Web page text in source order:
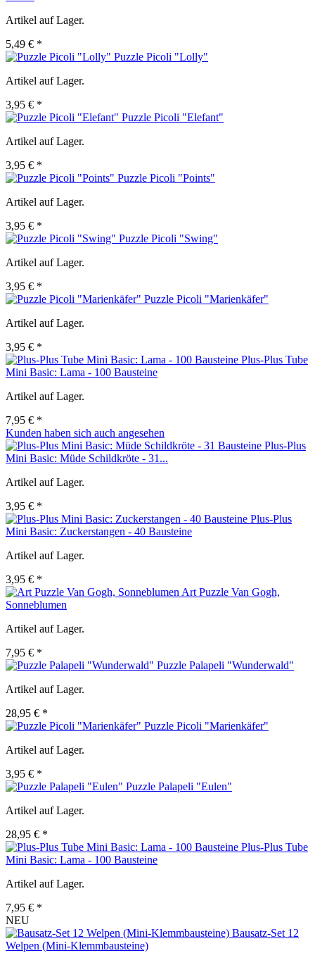
Artikel auf Lager.
5,49 € *
Puzzle Picoli "Lolly"
Artikel auf Lager.
3,95 € *
Puzzle Picoli "Elefant"
Artikel auf Lager.
3,95 € *
Puzzle Picoli "Points"
Artikel auf Lager.
3,95 € *
Puzzle Picoli "Swing"
Artikel auf Lager.
3,95 € *
Puzzle Picoli "Marienkäfer"
Artikel auf Lager.
3,95 € *
Plus-Plus Tube
Mini Basic: Lama - 100 Bausteine
Artikel auf Lager.
7,95 € *
Kunden haben sich auch angesehen
Plus-Plus
Mini Basic: Müde Schildkröte - 31...
Artikel auf Lager.
3,95 € *
Plus-Plus
Mini Basic: Zuckerstangen - 40 Bausteine
Artikel auf Lager.
3,95 € *
Art Puzzle Van Gogh,
Sonneblumen
Artikel auf Lager.
7,95 € *
Puzzle Palapeli "Wunderwald"
Artikel auf Lager.
28,95 € *
Puzzle Picoli "Marienkäfer"
Artikel auf Lager.
3,95 € *
Puzzle Palapeli "Eulen"
Artikel auf Lager.
28,95 € *
Plus-Plus Tube
Mini Basic: Lama - 100 Bausteine
Artikel auf Lager.
7,95 € *
NEU
Bausatz-Set 12
Welpen (Mini-Klemmbausteine)